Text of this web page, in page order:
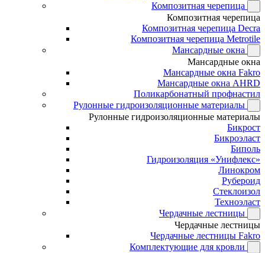
Композитная черепица
Композитная черепица
Композитная черепица Decra
Композитная черепица Metrotile
Мансардные окна
Мансардные окна
Мансардные окна Fakro
Мансардные окна AHRD
Поликарбонатный профнастил
Рулонные гидроизоляционные материалы
Рулонные гидроизоляционные материалы
Бикрост
Бикроэласт
Биполь
Гидроизоляция «Унифлекс»
Линокром
Рубероид
Стеклоизол
Техноэласт
Чердачные лестницы
Чердачные лестницы
Чердачные лестницы Fakro
Комплектующие для кровли